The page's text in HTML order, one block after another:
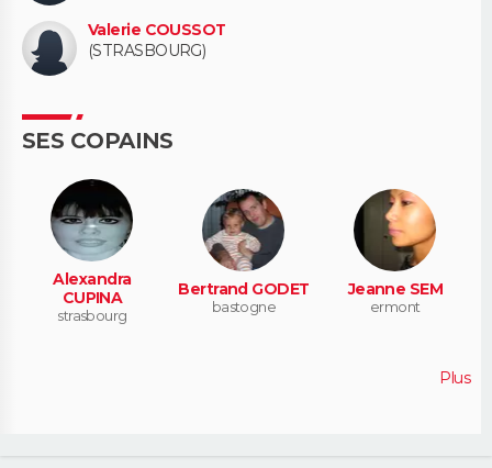
Valerie COUSSOT
(STRASBOURG)
SES COPAINS
Alexandra
CUPINA
strasbourg
Bertrand GODET
bastogne
Jeanne SEM
ermont
Plus